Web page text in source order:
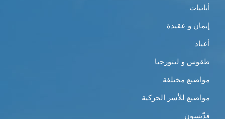
أبائيات
إيمان و عقيدة
أعياد
طقوس و ليتورجيا
مواضيع مختلفة
مواضيع للأسر الحركية
قدّيسون